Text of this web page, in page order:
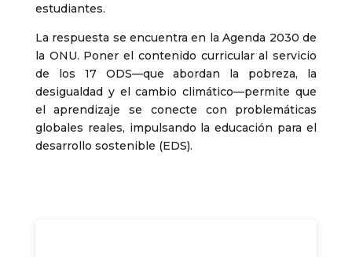
estudiantes.
La respuesta se encuentra en la Agenda 2030 de
la ONU. Poner el contenido curricular al servicio
de los 17 ODS—que abordan la pobreza, la
desigualdad y el cambio climático—permite que
el aprendizaje se conecte con problemáticas
globales reales, impulsando la educación para el
desarrollo sostenible (EDS).